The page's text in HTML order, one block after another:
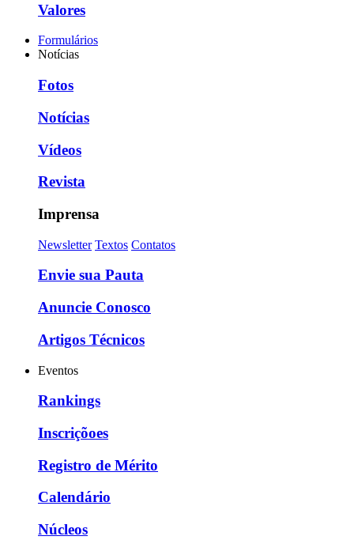
Valores
Formulários
Notícias
Fotos
Notícias
Vídeos
Revista
Imprensa
Newsletter Textos Contatos
Envie sua Pauta
Anuncie Conosco
Artigos Técnicos
Eventos
Rankings
Inscriçõoes
Registro de Mérito
Calendário
Núcleos